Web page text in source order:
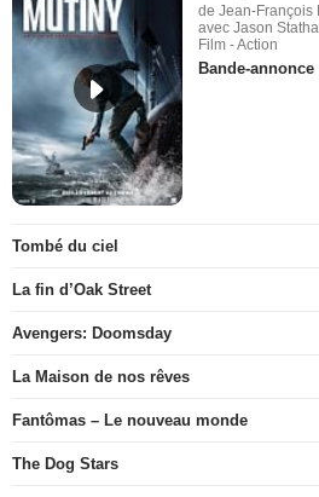
de Jean-François
avec Jason
Film - Action
Bande-annonce
Tombé du ciel
La fin d’Oak Street
Avengers: Doomsday
La Maison de nos rêves
Fantômas – Le nouveau monde
The Dog Stars